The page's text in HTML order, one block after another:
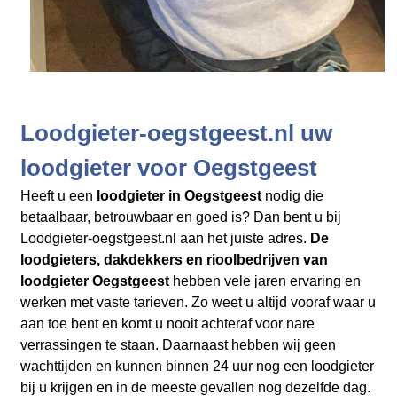
Loodgieter-oegstgeest.nl uw
loodgieter voor Oegstgeest
Heeft u een loodgieter in Oegstgeestnodig die
betaalbaar, betrouwbaar en goed is? Dan bent u bij
Loodgieter-oegstgeest.nl aan het juiste adres. De
loodgieters, dakdekkers en rioolbedrijven van
loodgieter Oegstgeesthebben vele jaren ervaring en
werken met vaste tarieven. Zo weet u altijd vooraf waar u
aan toe bent en komt u nooit achteraf voor nare
verrassingen te staan. Daarnaast hebben wij geen
wachttijden en kunnen binnen 24 uur nog een loodgieter
bij u krijgen en in de meeste gevallen nog dezelfde dag.